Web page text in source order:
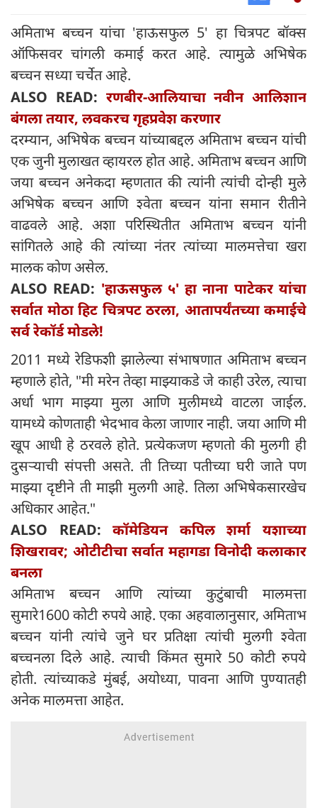
अमिताभ बच्चन यांचा 'हाऊसफुल 5' हा चित्रपट बॉक्स
ऑफिसवर चांगली कमाई करत आहे. त्यामुळे अभिषेक
बच्चन सध्या चर्चेत आहे.
ALSO READ: रणबीर-आलियाचा नवीन आलिशान
बंगला तयार, लवकरच गृहप्रवेश करणार
दरम्यान, अभिषेक बच्चन यांच्याबद्दल अमिताभ बच्चन यांची
एक जुनी मुलाखत व्हायरल होत आहे. अमिताभ बच्चन आणि
जया बच्चन अनेकदा म्हणतात की त्यांनी त्यांची दोन्ही मुले
अभिषेक बच्चन आणि श्वेता बच्चन यांना समान रीतीने
वाढवले ​​आहे. अशा परिस्थितीत अमिताभ बच्चन यांनी
सांगितले आहे की त्यांच्या नंतर त्यांच्या मालमत्तेचा खरा
मालक कोण असेल.
ALSO READ: 'हाऊसफुल ५' हा नाना पाटेकर यांचा
सर्वात मोठा हिट चित्रपट ठरला, आतापर्यंतच्या कमाईचे
सर्व रेकॉर्ड मोडले!
2011 मध्ये रेडिफशी झालेल्या संभाषणात अमिताभ बच्चन
म्हणाले होते, "मी मरेन तेव्हा माझ्याकडे जे काही उरेल, त्याचा
अर्धा भाग माझ्या मुला आणि मुलीमध्ये वाटला जाईल.
यामध्ये कोणताही भेदभाव केला जाणार नाही. जया आणि मी
खूप आधी हे ठरवले होते. प्रत्येकजण म्हणतो की मुलगी ही
दुसऱ्याची संपत्ती असते. ती तिच्या पतीच्या घरी जाते पण
माझ्या दृष्टीने ती माझी मुलगी आहे. तिला अभिषेकसारखेच
अधिकार आहेत."
ALSO READ:कॉमेडियन कपिल शर्मा यशाच्या
शिखरावर; ओटीटीचा सर्वात महागडा विनोदी कलाकार
बनला
अमिताभ बच्चन आणि त्यांच्या कुटुंबाची मालमत्ता
सुमारे1600 कोटी रुपये आहे. एका अहवालानुसार, अमिताभ
बच्चन यांनी त्यांचे जुने घर प्रतिक्षा त्यांची मुलगी श्वेता
बच्चनला दिले आहे. त्याची किंमत सुमारे 50 कोटी रुपये
होती. त्यांच्याकडे मुंबई, अयोध्या, पावना आणि पुण्यातही
अनेक मालमत्ता आहेत.